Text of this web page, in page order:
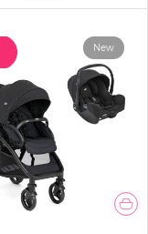
New